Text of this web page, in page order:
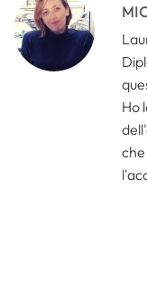
Ho